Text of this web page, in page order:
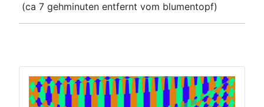
(ca 7 gehminuten entfernt vom blumentopf)